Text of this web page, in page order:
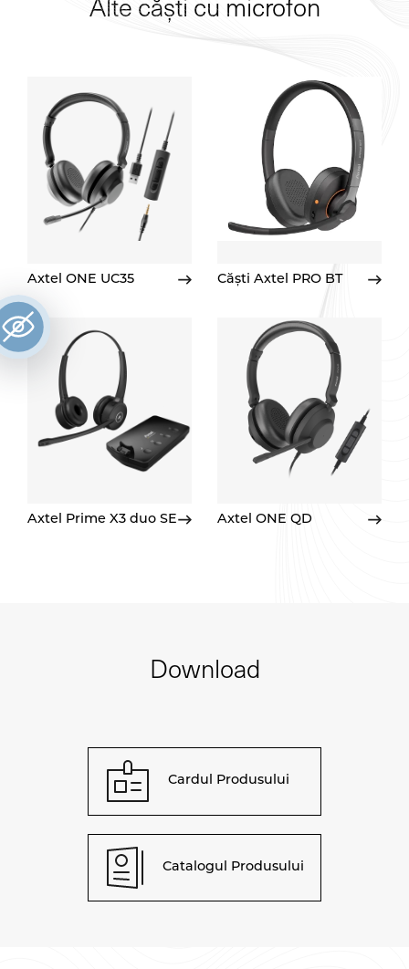
Axtel ONE UC35 Căști Axtel PRO BT
Axtel Prime X3 duo SE Axtel ONE QD
Download
Cardul Produsului
Catalogul Produsului